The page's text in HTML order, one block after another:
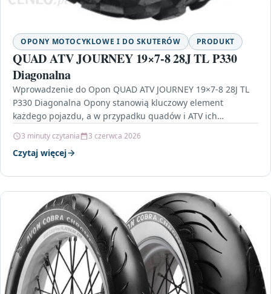
OPONY MOTOCYKLOWE I DO SKUTERÓW PRODUKT
QUAD ATV JOURNEY 19×7-8 28J TL P330
Diagonalna
Wprowadzenie do Opon QUAD ATV JOURNEY 19×7-8 28J TL
P330 Diagonalna Opony stanowią kluczowy element
każdego pojazdu, a w przypadku quadów i ATV ich…
3 minuty czytania 3 czerwca 2026
Czytaj więcej